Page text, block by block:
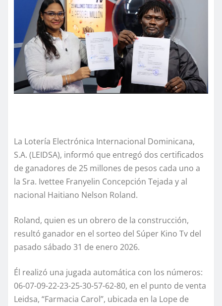
La Lotería Electrónica Internacional Dominicana,
S.A. (LEIDSA), informó que entregó dos certificados
de ganadores de 25 millones de pesos cada uno a
la Sra. Ivettee Franyelin Concepción Tejada y al
nacional Haitiano Nelson Roland.
Roland, quien es un obrero de la construcción,
resultó ganador en el sorteo del Súper Kino Tv del
pasado sábado 31 de enero 2026.
Él realizó una jugada automática con los números:
06-07-09-22-23-25-30-57-62-80, en el punto de venta
Leidsa, “Farmacia Carol”, ubicada en la Lope de